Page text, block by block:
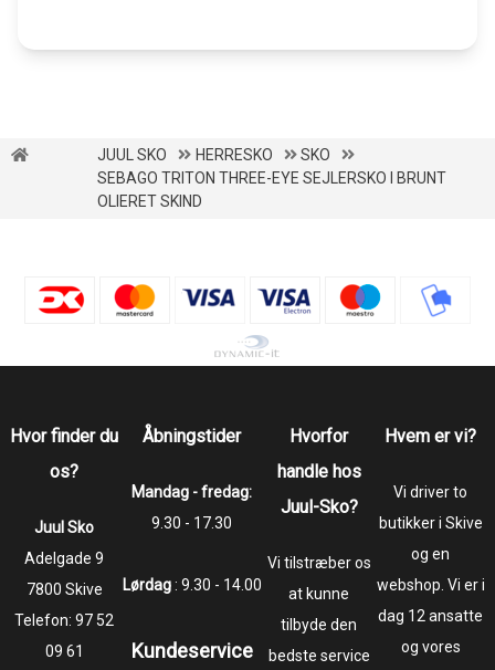
JUUL SKO HERRESKO
SKO
SEBAGO TRITON THREE-EYE SEJLERSKO I BRUNT
OLIERET SKIND
Hvor finder du
os?
Juul Sko
​​​​​​​Adelgade 9
7800 Skive
Telefon:97 52
09 61
Åbningstider
Mandag - fredag:
9.30 - 17.30
Lørdag: 9.30 - 14.00
Kundeservice
Hvorfor
handle hos
Juul-Sko?
Vi tilstræber os
at kunne
tilbyde den
bedste service
Hvem er vi?
Vi driver to
butikker i Skive
og en
webshop. Vi er i
dag 12 ansatte
og vores